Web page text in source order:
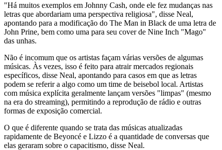
"Há muitos exemplos em Johnny Cash, onde ele fez mudanças nas
letras que abordariam uma perspectiva religiosa", disse Neal,
apontando para a modificação do The Man in Black de uma letra de
John Prine, bem como uma para seu cover de Nine Inch "Mago"
das unhas.
Não é incomum que os artistas façam várias versões de algumas
músicas. Às vezes, isso é feito para atrair mercados regionais
específicos, disse Neal, apontando para casos em que as letras
podem se referir a algo como um time de beisebol local. Artistas
com música explícita geralmente lançam versões "limpas" (mesmo
na era do streaming), permitindo a reprodução de rádio e outras
formas de exposição comercial.
O que é diferente quando se trata das músicas atualizadas
rapidamente de Beyoncé e Lizzo é a quantidade de conversas que
elas geraram sobre o capacitismo, disse Neal.